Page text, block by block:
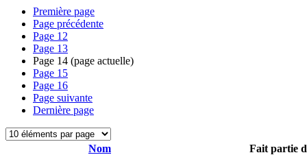
Première page
Page précédente
Page 12
Page 13
Page 14 (page actuelle)
Page 15
Page 16
Page suivante
Dernière page
Nom
Fait partie